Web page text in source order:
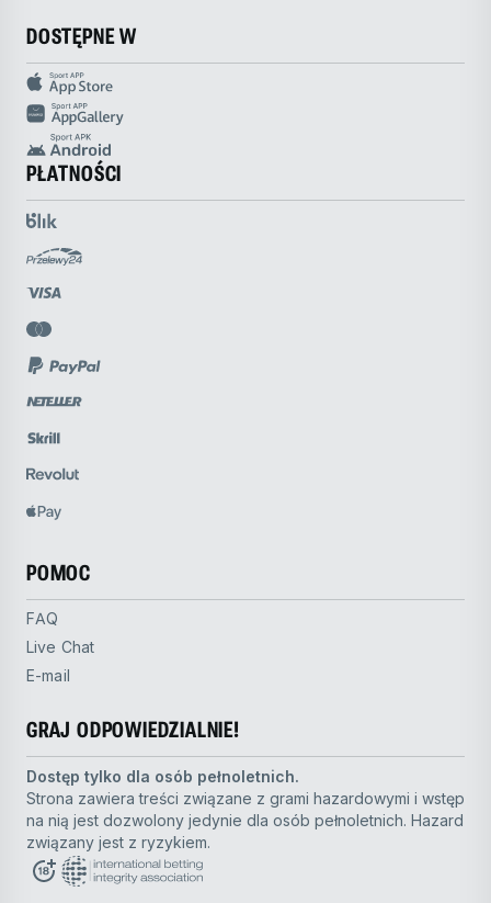
DOSTĘPNE W
PŁATNOŚCI
POMOC
FAQ
Live Chat
E-mail
GRAJ ODPOWIEDZIALNIE!
Dostęp tylko dla osób pełnoletnich.
Strona zawiera treści związane z grami hazardowymi i wstęp
na nią jest dozwolony jedynie dla osób pełnoletnich. Hazard
związany jest z ryzykiem.